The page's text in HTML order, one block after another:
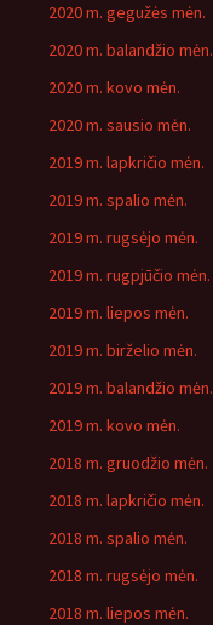
2020 m. gegužės mėn.
2020 m. balandžio mėn.
2020 m. kovo mėn.
2020 m. sausio mėn.
2019 m. lapkričio mėn.
2019 m. spalio mėn.
2019 m. rugsėjo mėn.
2019 m. rugpjūčio mėn.
2019 m. liepos mėn.
2019 m. birželio mėn.
2019 m. balandžio mėn.
2019 m. kovo mėn.
2018 m. gruodžio mėn.
2018 m. lapkričio mėn.
2018 m. spalio mėn.
2018 m. rugsėjo mėn.
2018 m. liepos mėn.